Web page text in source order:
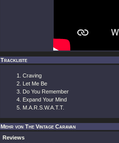
Trackliste
Craving
Let Me Be
Do You Remember
Expand Your Mind
M.A.R.S.W.A.T.T.
Mehr von The Vintage Caravan
Reviews